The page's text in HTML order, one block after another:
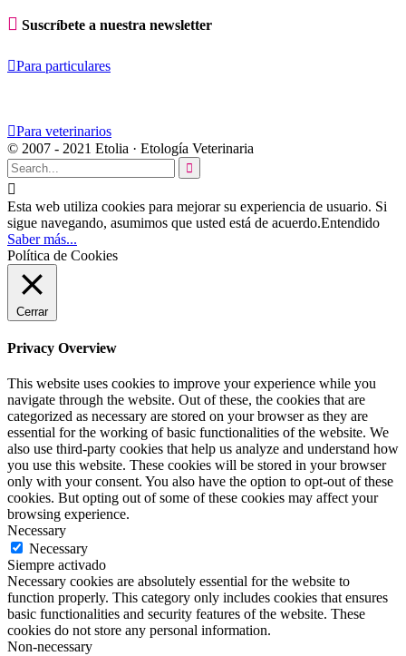
 Suscríbete a nuestra newsletter
Para particulares
Para veterinarios
© 2007 - 2021 Etolia · Etología Veterinaria


Esta web utiliza cookies para mejorar su experiencia de usuario. Si
sigue navegando, asumimos que usted está de acuerdo.Entendido
Saber más...
Política de Cookies
Cerrar
Privacy Overview
This website uses cookies to improve your experience while you
navigate through the website. Out of these, the cookies that are
categorized as necessary are stored on your browser as they are
essential for the working of basic functionalities of the website. We
also use third-party cookies that help us analyze and understand how
you use this website. These cookies will be stored in your browser
only with your consent. You also have the option to opt-out of these
cookies. But opting out of some of these cookies may affect your
browsing experience.
Necessary
Necessary
Siempre activado
Necessary cookies are absolutely essential for the website to
function properly. This category only includes cookies that ensures
basic functionalities and security features of the website. These
cookies do not store any personal information.
Non-necessary